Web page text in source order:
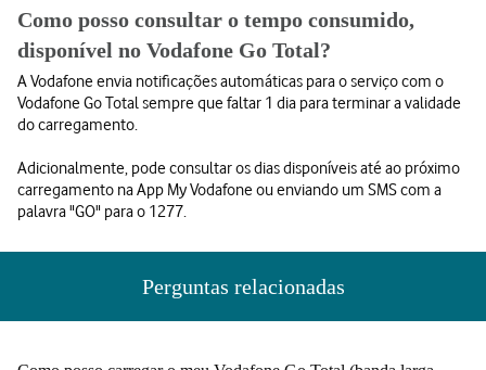
Como posso consultar o tempo consumido,
disponível no Vodafone Go Total?
A Vodafone envia notificações automáticas para o serviço com o
Vodafone Go Total sempre que faltar 1 dia para terminar a validade
do carregamento.
Adicionalmente, pode consultar os dias disponíveis até ao próximo
carregamento na App My Vodafone ou enviando um SMS com a
palavra "GO" para o 1277.
Perguntas relacionadas